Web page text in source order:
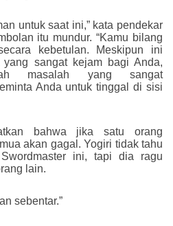
untuk saat ini,” kata pendekar
itu mundur. “Kamu bilang
kebetulan. Meskipun ini
sangat kejam bagi Anda,
masalah yang sangat
Anda untuk tinggal di sisi
bahwa jika satu orang
akan gagal. Yogiri tidak tahu
ini, tapi dia ragu
lain.
sebentar.”